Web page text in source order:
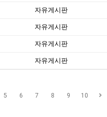
자유게시판
자유게시판
자유게시판
자유게시판
5 6 7 8 9 10